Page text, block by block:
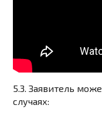
5.3. Заявитель
случаях: